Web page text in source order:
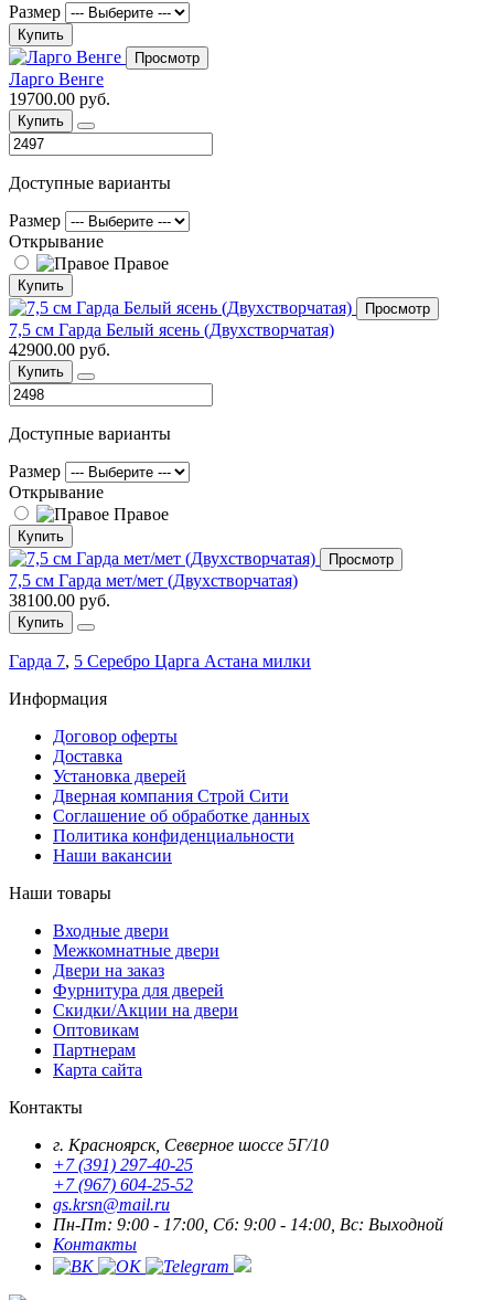
Размер
Купить
Просмотр
Ларго Венге
19700.00 руб.
Купить
Доступные варианты
Размер
Открывание
Правое
Купить
Просмотр
7,5 см Гарда Белый ясень (Двухстворчатая)
42900.00 руб.
Купить
Доступные варианты
Размер
Открывание
Правое
Купить
Просмотр
7,5 см Гарда мет/мет (Двухстворчатая)
38100.00 руб.
Купить
Гарда 7, 5 Серебро Царга Астана милки
Информация
Договор оферты
Доставка
Установка дверей
Дверная компания Строй Сити
Соглашение об обработке данных
Политика конфиденциальности
Наши вакансии
Наши товары
Входные двери
Межкомнатные двери
Двери на заказ
Фурнитура для дверей
Скидки/Акции на двери
Оптовикам
Партнерам
Карта сайта
Контакты
г. Красноярск, Северное шоссе 5Г/10
+7 (391) 297-40-25
+7 (967) 604-25-52
gs.krsn@mail.ru
Пн-Пт: 9:00 - 17:00, Сб: 9:00 - 14:00, Вс: Выходной
Контакты